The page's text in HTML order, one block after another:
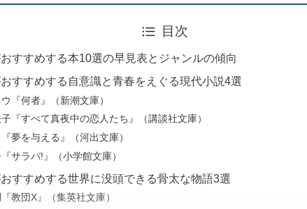
目次
すすめする本10選の早見表とジャンルの傾向
すすめする自意識と青春をえぐる現代小説4選
『何者』（新潮文庫）
『すべて真夜中の恋人たち』（講談社文庫）
夢を与える』（河出文庫）
サラバ!』（小学館文庫）
すすめする世界に没頭できる骨太な物語3選
教団X』（集英社文庫）